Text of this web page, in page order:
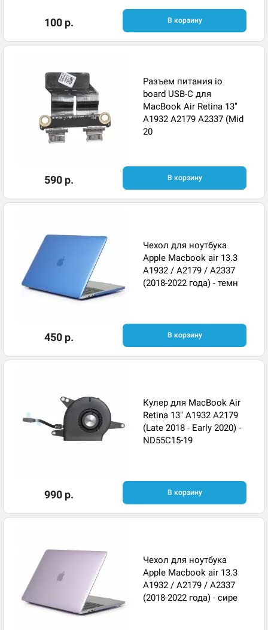
100 р. В корзину
Разъем питания io
board USB-C для
MacBook Air Retina 13"
A1932 A2179 A2337 (Mid
20
590 р. В корзину
Чехол для ноутбука
Apple Macbook air 13.3
A1932 / A2179 / A2337
(2018-2022 года) - темн
450 р. В корзину
Кулер для MacBook Air
Retina 13" A1932 A2179
(Late 2018 - Early 2020) -
ND55C15-19
990 р. В корзину
Чехол для ноутбука
Apple Macbook air 13.3
A1932 / A2179 / A2337
(2018-2022 года) - сире